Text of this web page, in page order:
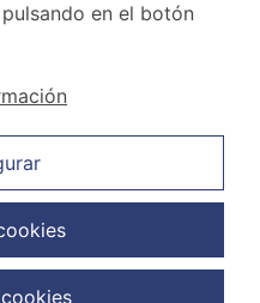
Todos los derechos
en el botón